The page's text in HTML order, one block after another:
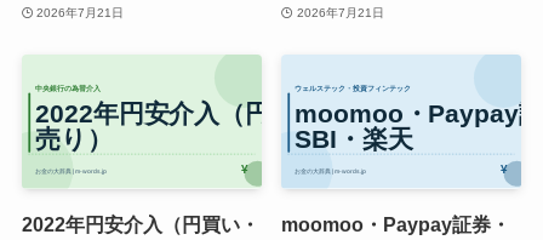
2026年7月21日 2026年7月21日
2022年円安介入（円買い・
moomoo・Paypay証券・